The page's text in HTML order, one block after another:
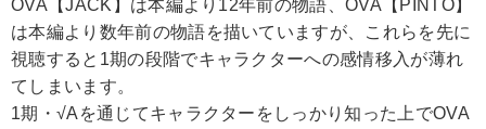
OVA【JACK】は本編より12年前の物語、OVA【PINTO】
は本編より数年前の物語を描いていますが、これらを先に
視聴すると1期の段階でキャラクターへの感情移入が薄れ
てしまいます。
1期・√Aを通じてキャラクターをしっかり知った上でOVA